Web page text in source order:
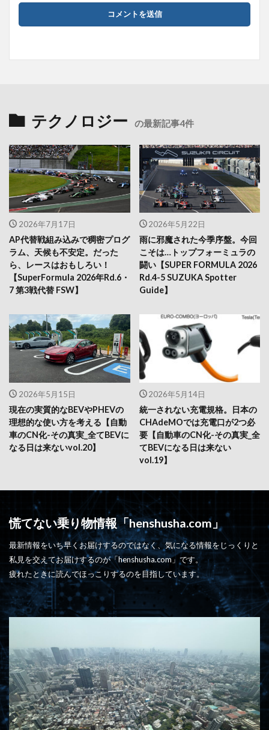
テクノロジー の最新記事4件
2026年7月17日
AP代替戦組み込みで稠密プログ
ラム、天候も不安定。だった
ら、レースはおもしろい！
【SuperFormula 2026年Rd.6・
7 第3戦代替 FSW】
2026年5月22日
雨に邪魔された今季序盤。今回
こそは…トップフォーミュラの
闘い【SUPER FORMULA 2026
Rd.4-5 SUZUKA Spotter
Guide】
2026年5月15日
現在の実質的なBEVやPHEVの
理想的な使い方を考える【自動
車のCN化-その真実_全てBEVに
なる日は来ないvol.20】
2026年5月14日
統一されない充電規格。日本の
CHAdeMOでは充電口が2つ必
要【自動車のCN化-その真実_全
てBEVになる日は来ない
vol.19】
慌てない乗り物情報「henshusha.com」
最新情報をいち早くお届けするのではなく、気になる情報をじっくりと
私見を交えてお届けするのが「henshusha.com」です。
疲れたときに読んでほっこりするのを目指しています。